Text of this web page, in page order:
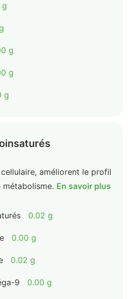
g
g
g
g
améliorent le profil
En savoir plus
0.02 g
0.00 g
0.02 g
9 0.00 g